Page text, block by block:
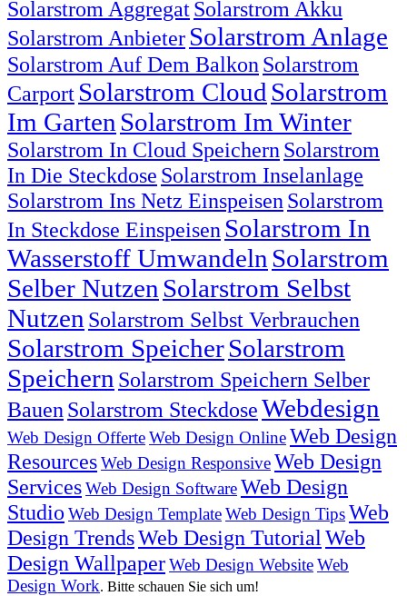
Solarstrom AggregatSolarstrom Akku
Solarstrom Anbieter Solarstrom Anlage
Solarstrom Auf Dem Balkon Solarstrom
Carport Solarstrom Cloud Solarstrom
Im Garten Solarstrom Im Winter
Solarstrom In Cloud Speichern Solarstrom
In Die Steckdose Solarstrom Inselanlage
Solarstrom Ins Netz Einspeisen Solarstrom
In Steckdose Einspeisen Solarstrom In
Wasserstoff Umwandeln Solarstrom
Selber Nutzen Solarstrom Selbst
Nutzen Solarstrom Selbst Verbrauchen
Solarstrom SpeicherSolarstrom
Speichern Solarstrom Speichern Selber
Bauen Solarstrom SteckdoseWebdesign
Web Design OfferteWeb Design OnlineWeb Design
ResourcesWeb Design ResponsiveWeb Design
ServicesWeb Design SoftwareWeb Design
Studio Web Design TemplateWeb Design TipsWeb
Design TrendsWeb Design Tutorial Web
Design WallpaperWeb Design WebsiteWeb
Design Work. Bitte schauen Sie sich um!